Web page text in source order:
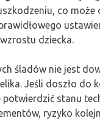
co może
dziecka.
śladów nie jest
Jeśli doszło do
potwierdzić stanu
ryzyko